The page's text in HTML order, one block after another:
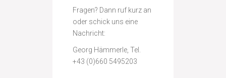
Fragen? Dann ruf kurz an
oder schick uns eine
Nachricht:
Georg Hämmerle, Tel.
+43 (0)660 5495203